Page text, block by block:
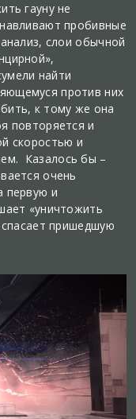
гауну не
пробивные
слои обычной
найти
против них
к тому же она
повторяется и
скоростью и
Казалось бы –
очень
первую и
«уничтожить
пришедшую